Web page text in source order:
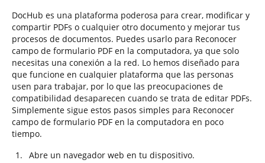
DocHub es una plataforma poderosa para crear, modificar y
compartir PDFs o cualquier otro documento y mejorar tus
procesos de documentos. Puedes usarlo para Reconocer
campo de formulario PDF en la computadora, ya que solo
necesitas una conexión a la red. Lo hemos diseñado para
que funcione en cualquier plataforma que las personas
usen para trabajar, por lo que las preocupaciones de
compatibilidad desaparecen cuando se trata de editar PDFs.
Simplemente sigue estos pasos simples para Reconocer
campo de formulario PDF en la computadora en poco
tiempo.
Abre un navegador web en tu dispositivo.